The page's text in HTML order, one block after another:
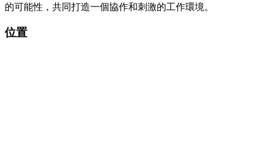
的可能性，共同打造一個協作和刺激的工作環境。
位置